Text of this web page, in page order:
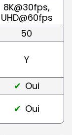
8K@30fps,
UHD@60fps
50
Y
Oui
Oui